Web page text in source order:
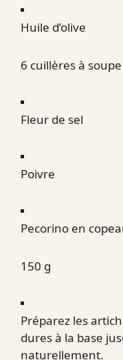
Huile d’olive
6 cuillères à soupe
Fleur de sel
Poivre
Pecorino en
150 g
Préparez les
dures à la base
naturellement.